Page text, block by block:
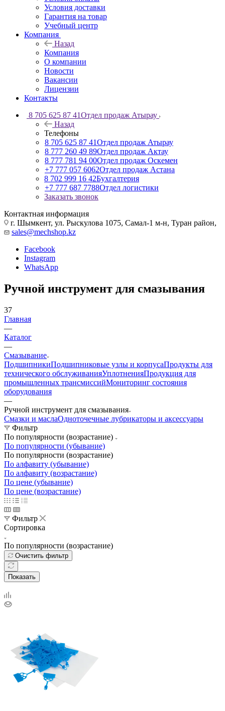
Условия доставки
Гарантия на товар
Учебный центр
Компания
Назад
Компания
О компании
Новости
Вакансии
Лицензии
Контакты
8 705 625 87 41Отдел продаж Атырау
Назад
Телефоны
8 705 625 87 41Отдел продаж Атырау
8 777 260 49 89Отдел продаж Актау
8 777 781 94 00Отдел продаж Оскемен
+7 777 057 6062Отдел продаж Астана
8 702 999 16 42Бухгалтерия
+7 777 687 7788Отдел логистики
Заказать звонок
Контактная информация
г. Шымкент, ул. Рыскулова 1075, ​Самал-1 м-н, Туран район,
sales@mechshop.kz
Facebook
Instagram
WhatsApp
Ручной инструмент для смазывания
37
Главная
—
Каталог
—
Смазывание
ПодшипникиПодшипниковые узлы и корпусаПродукты для
технического обслуживанияУплотненияПродукция для
промышленных трансмиссийМониторинг состояния
оборудования
—
Ручной инструмент для смазывания
Смазки и маслаОдноточечные лубрикаторы и аксессуары
Фильтр
По популярности (возрастание)
По популярности (убывание)
По популярности (возрастание)
По алфавиту (убывание)
По алфавиту (возрастание)
По цене (убывание)
По цене (возрастание)
Фильтр
Сортировка
По популярности (возрастание)
Очистить фильтр
Показать